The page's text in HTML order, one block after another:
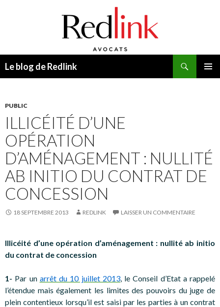
Le blog de Redlink
PUBLIC
ILLICÉITÉ D’UNE
OPÉRATION
D’AMÉNAGEMENT : NULLITÉ
AB INITIO DU CONTRAT DE
CONCESSION
18 SEPTEMBRE 2013 REDLINK LAISSER UN COMMENTAIRE
Illicéité d’une opération d’aménagement : nullité ab initio
du contrat de concession
1- Par un arrêt du 10 juillet 2013, le Conseil d’Etat a rappelé
l’étendue mais également les limites des pouvoirs du juge de
plein contentieux lorsqu’il est saisi par les parties à un contrat